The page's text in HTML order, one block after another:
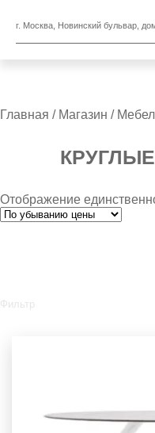
г. Москва, Новинский бульвар,
Главная / Магазин /
Отображение
Фильтр